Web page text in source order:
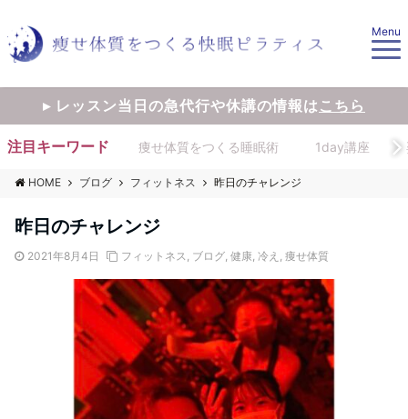
Menu
▸ レッスン当日の急代行や休講の情報はこちら
注目キーワード 痩せ体質をつくる睡眠術 1day講座
HOME ブログ フィットネス 昨日のチャレンジ
昨日のチャレンジ
2021年8月4日 フィットネス, ブログ, 健康, 冷え , 痩せ体質